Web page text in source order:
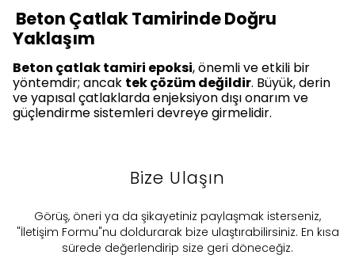
Beton Çatlak Tamirinde Doğru
Yaklaşım
Beton çatlak tamiri epoksi, önemli ve etkili bir
yöntemdir; ancak tek çözüm değildir. Büyük, derin
ve yapısal çatlaklarda enjeksiyon dışı onarım ve
güçlendirme sistemleri devreye girmelidir.
Bize Ulaşın
​Görüş, öneri ya da şikayetiniz paylaşmak isterseniz,
"İletişim Formu"nu doldurarak bize ulaştırabilirsiniz. En kısa
sürede değerlendirip size geri döneceğiz.